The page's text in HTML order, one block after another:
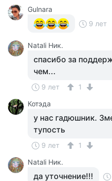
Gulnara
9 лет
Natali Ник.
спасибо за
чем...
9 лет
1
Котэда
у нас гадюшник.
тупость
9 лет
1
Natali Ник.
да уточнение!!!